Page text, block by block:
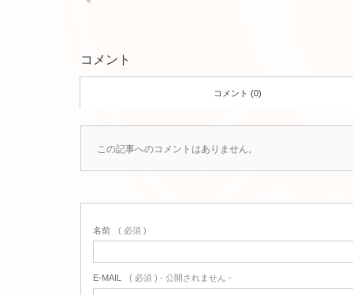
コメント
コメント (0)
この記事へのコメントはありません。
名前 ( 必須 )
E-MAIL ( 必須 ) - 公開されません -